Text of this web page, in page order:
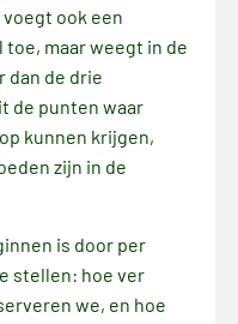
ook een
maar weegt in de
dan de drie
de punten waar
kunnen krijgen,
zijn in de
is door per
stellen: hoe ver
we, en hoe